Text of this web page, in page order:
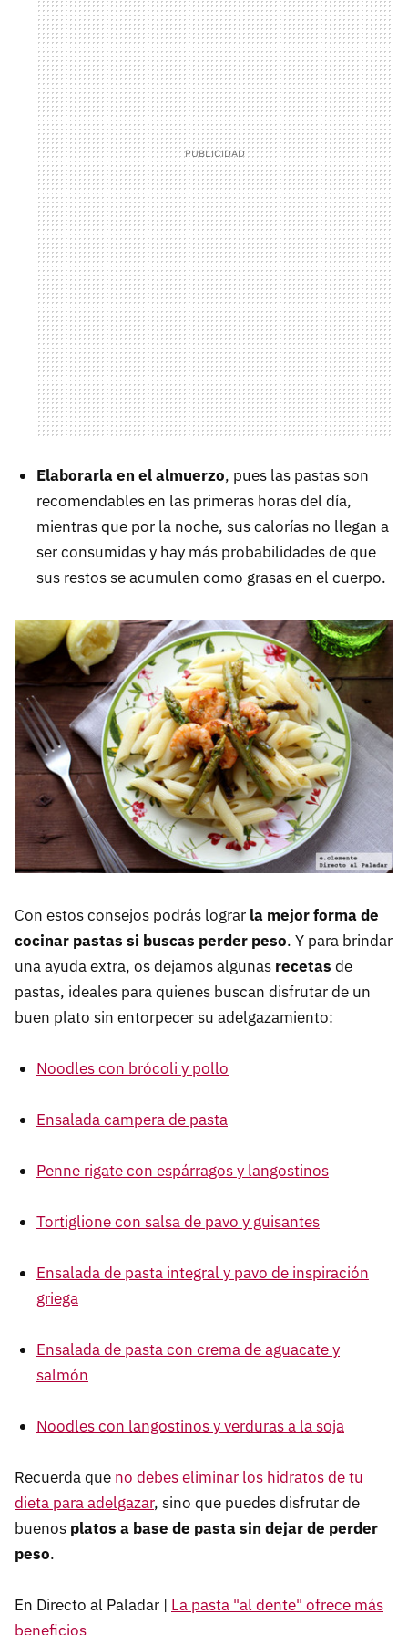
Elaborarla en el almuerzo, pues las pastas son
recomendables en las primeras horas del día,
mientras que por la noche, sus calorías no llegan a
ser consumidas y hay más probabilidades de que
sus restos se acumulen como grasas en el cuerpo.
Con estos consejos podrás lograr la mejor forma de
cocinar pastas si buscas perder peso. Y para brindar
una ayuda extra, os dejamos algunas recetas de
pastas, ideales para quienes buscan disfrutar de un
buen plato sin entorpecer su adelgazamiento:
Noodles con brócoli y pollo
Ensalada campera de pasta
Penne rigate con espárragos y langostinos
Tortiglione con salsa de pavo y guisantes
Ensalada de pasta integral y pavo de inspiración
griega
Ensalada de pasta con crema de aguacate y
salmón
Noodles con langostinos y verduras a la soja
Recuerda que no debes eliminar los hidratos de tu
dieta para adelgazar, sino que puedes disfrutar de
buenos platos a base de pasta sin dejar de perder
peso.
En Directo al Paladar | La pasta "al dente" ofrece más
beneficios